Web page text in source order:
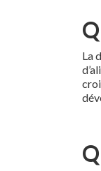
La